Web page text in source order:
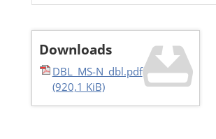
Downloads
DBL_MS-N_dbl.pdf
(920,1 KiB)